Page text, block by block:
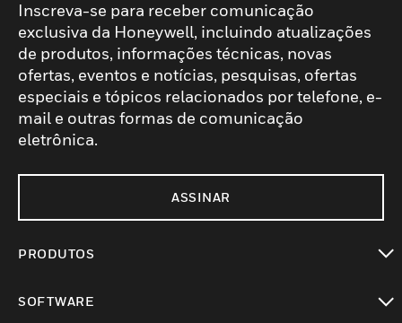
Inscreva-se para receber comunicação
exclusiva da Honeywell, incluindo atualizações
de produtos, informações técnicas, novas
ofertas, eventos e notícias, pesquisas, ofertas
especiais e tópicos relacionados por telefone, e-
mail e outras formas de comunicação
eletrônica.
ASSINAR
PRODUTOS
SOFTWARE